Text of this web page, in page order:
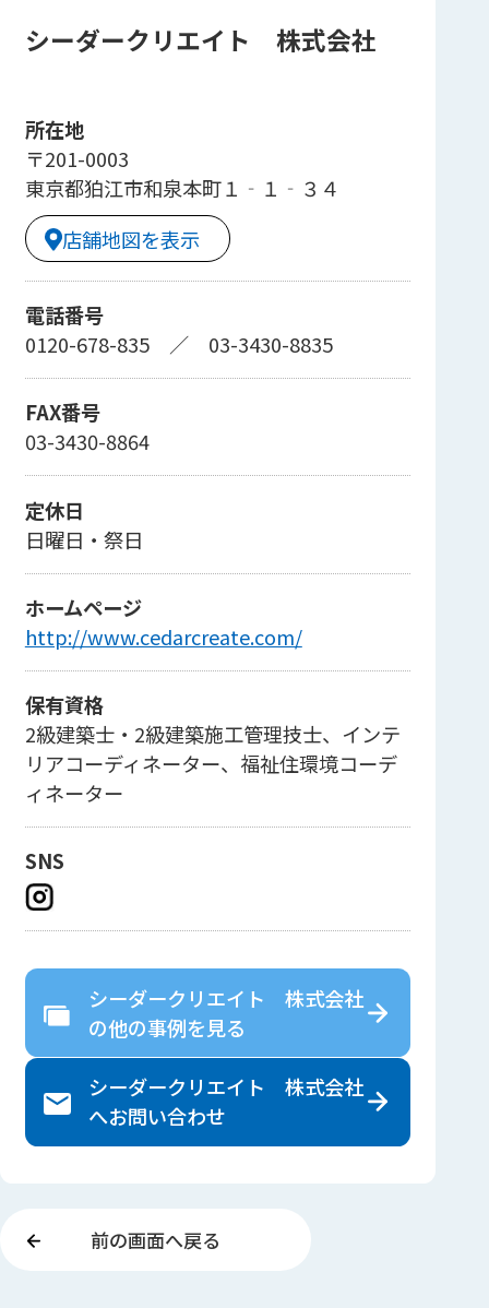
シーダークリエイト 株式会社
所在地
〒201-0003
東京都狛江市和泉本町１‐１‐３４
店舗地図を表示
電話番号
0120-678-835／ 03-3430-8835
FAX番号
03-3430-8864
定休日
日曜日・祭日
ホームページ
http://www.cedarcreate.com/
保有資格
2級建築士・2級建築施工管理技士、インテ
リアコーディネーター、福祉住環境コーデ
ィネーター
SNS
シーダークリエイト 株式会社
の他の事例を見る
シーダークリエイト 株式会社
へお問い合わせ
前の画面へ戻る